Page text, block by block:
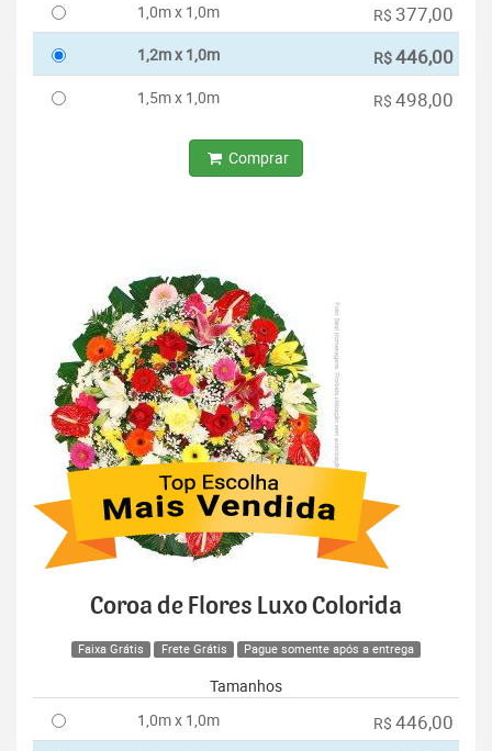
1,0m x 1,0m
R$ 377,00
1,2m x 1,0m R$446,00
1,5m x 1,0m R$ 498,00
Comprar
Coroa de Flores Luxo Colorida
Faixa Grátis Frete Grátis Pague somente após a entrega
Tamanhos
1,0m x 1,0m
R$ 446,00